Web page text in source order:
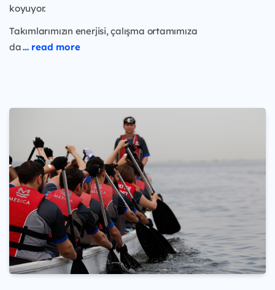
koyuyor.
Takımlarımızın enerjisi, çalışma ortamımıza
da… read more